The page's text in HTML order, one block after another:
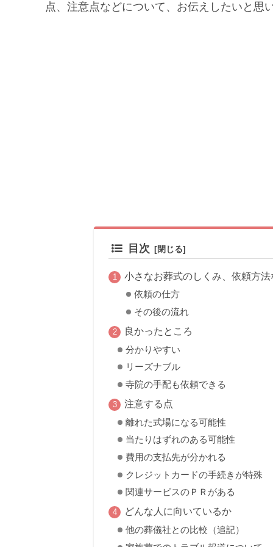
点、注意点などについて、お伝えしたいと思
目次
小さなお葬式のしくみ、依頼方法
依頼の仕方
その後の流れ
良かったところ
分かりやすい
リーズナブル
寺院の手配も依頼できる
注意する点
離れた式場になる可能性
当たりはずれのある可能性
費用の支払先が分かれる
クレジットカードの手続きが特殊
関連サービスのＰＲがある
どんな人に向いているか
他の葬儀社との比較（追記）